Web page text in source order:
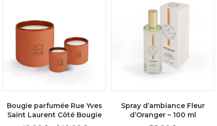
Bougie parfumée Rue Yves
Saint Laurent Côté Bougie
Spray d’ambiance Fleur
d’Oranger – 100 ml